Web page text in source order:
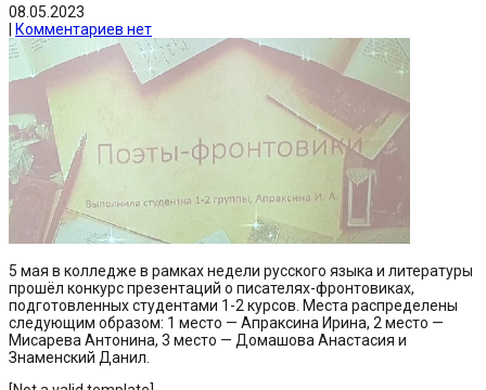
08.05.2023
Комментариев нет
5 мая в колледже в рамках недели русского языка и литературы
прошёл конкурс презентаций о писателях-фронтовиках,
подготовленных студентами 1-2 курсов. Места распределены
следующим образом: 1 место — Апраксина Ирина, 2 место —
Мисарева Антонина, 3 место — Домашова Анастасия и
Знаменский Данил.